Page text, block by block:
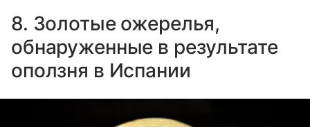
8. Золотые ожерелья,
обнаруженные в результате
оползня в Испании